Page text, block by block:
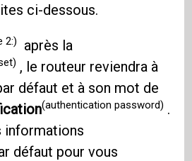
ci-dessous.
2:)
après la
, le routeur reviendra à
défaut et à son mot de
(authentication password) .
informations
défaut pour vous